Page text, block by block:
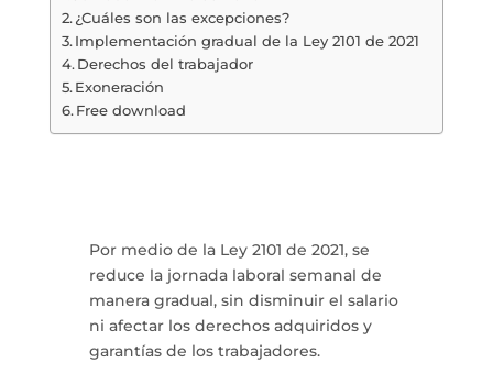
¿Cuáles son las excepciones?
Implementación gradual de la Ley 2101 de 2021
Derechos del trabajador
Exoneración
Free download
Por medio de la Ley 2101 de 2021, se
reduce la jornada laboral semanal de
manera gradual, sin disminuir el salario
ni afectar los derechos adquiridos y
garantías de los trabajadores.